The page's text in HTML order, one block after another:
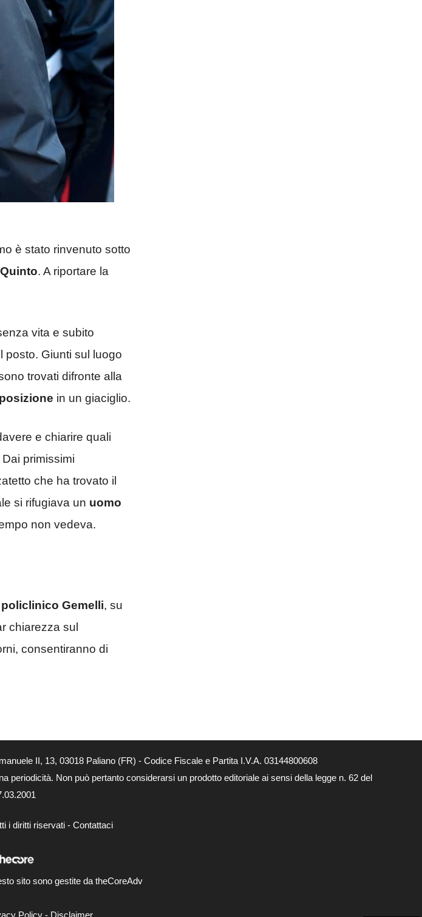
è stato rinvenuto sotto
. A riportare la
vita e subito
posto. Giunti sul luogo
trovati difronte alla
in un giaciglio.
e chiarire quali
Dai primissimi
che ha trovato il
si rifugiava un uomo
non vedeva.
policlinico Gemelli, su
chiarezza sul
consentiranno di
II, 13, 03018 Paliano (FR) - Codice Fiscale e Partita I.V.A. 03144800608
Non può pertanto considerarsi un prodotto editoriale ai sensi della legge n. 62 del
i diritti riservati - Contattaci
sito sono gestite da theCoreAdv
Policy - Disclaimer